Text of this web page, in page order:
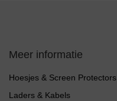
Meer informatie
Hoesjes & Screen Protectors
Laders & Kabels